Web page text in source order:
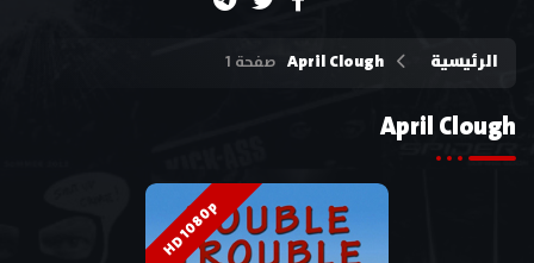
الرئيسية April Clough صفحة 1
April Clough
HD 1080p